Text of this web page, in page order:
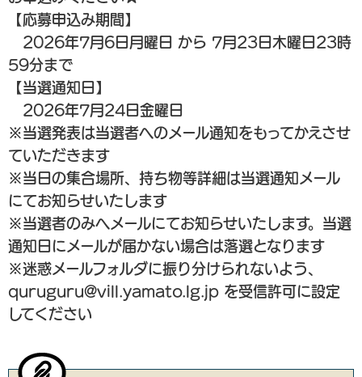
【応募申込み期間】
2026年7月6日月曜日 から 7月23日木曜日23時
59分まで
【当選通知日】
2026年7月24日金曜日
※当選発表は当選者へのメール通知をもってかえさせ
ていただきます
※当日の集合場所、持ち物等詳細は当選通知メール
にてお知らせいたします
※当選者のみへメールにてお知らせいたします。当選
通知日にメールが届かない場合は落選となります
※迷惑メールフォルダに振り分けられないよう、
quruguru@vill.yamato.lg.jp を受信許可に設定
してください